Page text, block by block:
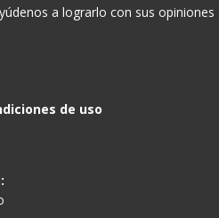
a lograrlo con sus opiniones
de uso